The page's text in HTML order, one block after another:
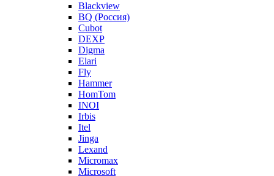
Blackview
BQ (Россия)
Cubot
DEXP
Digma
Elari
Fly
Hammer
HomTom
INOI
Irbis
Itel
Jinga
Lexand
Micromax
Microsoft